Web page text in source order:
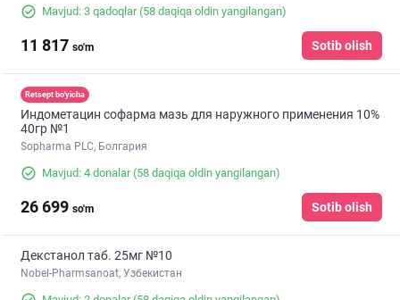
Mavjud: 3 qadoqlar(58 daqiqa oldin yangilangan)
11 817 so'm Sotib olish
Retsept bo'yicha
Индометацин софарма мазь для наружного применения 10%
40гр №1
Sopharma PLC, Болгария
Mavjud: 4 donalar(58 daqiqa oldin yangilangan)
26 699 so'm Sotib olish
Декстанол таб. 25мг №10
Nobel-Pharmsanoat, Узбекистан